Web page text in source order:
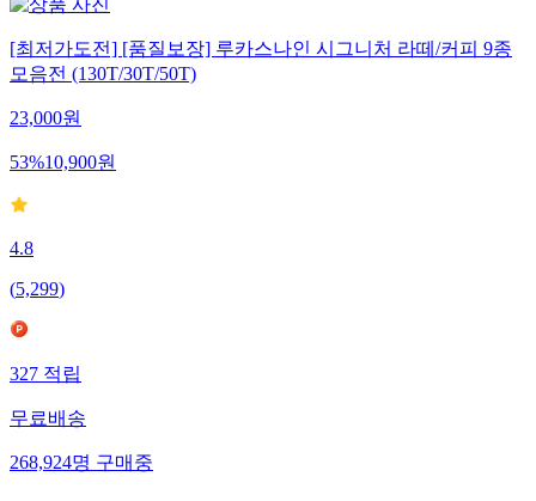
[최저가도전] [품질보장] 루카스나인 시그니처 라떼/커피 9종
모음전 (130T/30T/50T)
23,000원
53%10,900원
4.8
(5,299)
327 적립
무료배송
268,924명 구매중